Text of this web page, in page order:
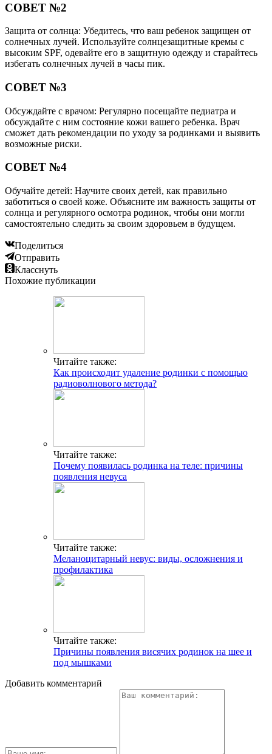
СОВЕТ №2
Защита от солнца: Убедитесь, что ваш ребенок защищен от
солнечных лучей. Используйте солнцезащитные кремы с
высоким SPF, одевайте его в защитную одежду и старайтесь
избегать солнечных лучей в часы пик.
СОВЕТ №3
Обсуждайте с врачом: Регулярно посещайте педиатра и
обсуждайте с ним состояние кожи вашего ребенка. Врач
сможет дать рекомендации по уходу за родинками и выявить
возможные риски.
СОВЕТ №4
Обучайте детей: Научите своих детей, как правильно
заботиться о своей коже. Объясните им важность защиты от
солнца и регулярного осмотра родинок, чтобы они могли
самостоятельно следить за своим здоровьем в будущем.
Поделиться
Отправить
Класснуть
Похожие публикации
Читайте также:
Как происходит удаление родинки с помощью
радиоволнового метода?
Читайте также:
Почему появилась родинка на теле: причины
появления невуса
Читайте также:
Меланоцитарный невус: виды, осложнения и
профилактика
Читайте также:
Причины появления висячих родинок на шее и
под мышками
Добавить комментарий